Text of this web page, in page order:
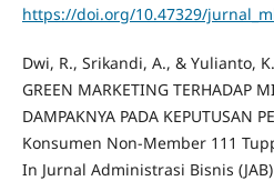
https://doi.org/10.47329/
Dwi, R., Srikandi, A., & Yulianto, K.
GREEN MARKETING TERHADAP
DAMPAKNYA PADA KEPUTUSAN
Konsumen Non-Member 111
In Jurnal Administrasi Bisnis